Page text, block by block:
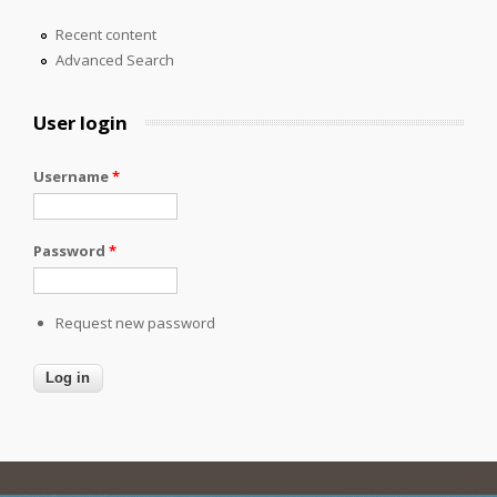
Recent content
Advanced Search
User login
Username*
Password *
Request new password